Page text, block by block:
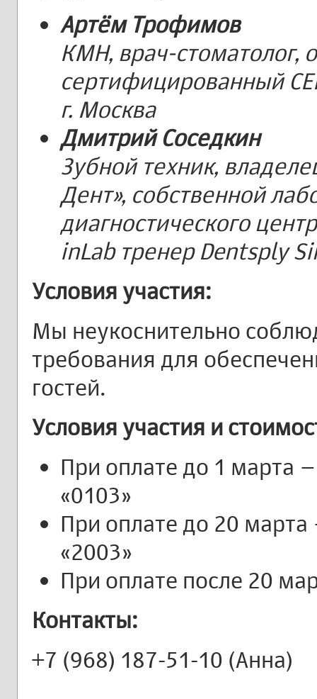
Артём Трофимов
КМН, врач-стоматолог,
сертифицированный
г. Москва
Дмитрий Соседкин
Зубной техник,
Дент», собственной
диагностического
inLab тренер Dentsply
Условия участия:
Мы неукоснительно
требования для
гостей.
Условия участия и
При оплате до 1 марта
«0103»
При оплате до 20
«2003»
При оплате после 20
Контакты:
+7 (968) 187-51-10 (Анна)